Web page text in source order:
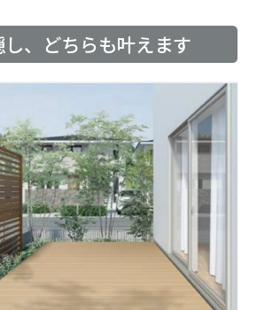
、どちらも叶えます